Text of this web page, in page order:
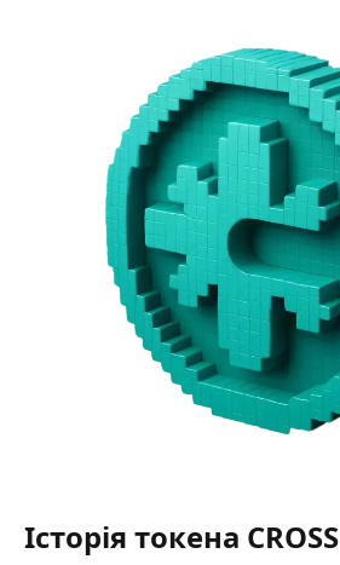
Історія токена CROSS